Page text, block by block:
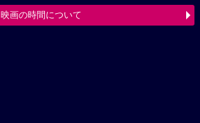
映画の時間について